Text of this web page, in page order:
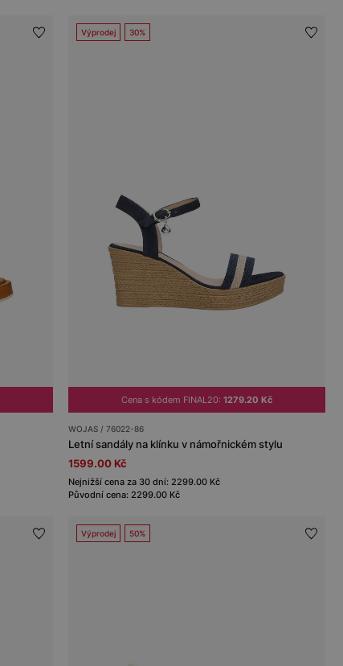
Výprodej 30%
Cena s kódem FINAL20:1279.20 Kč
WOJAS / 76022-86
Letní sandály na klínku v námořnickém stylu
1599.00 Kč
Nejnižší cena za 30 dní: 2299.00 Kč
Původní cena: 2299.00 Kč
Výprodej 50%